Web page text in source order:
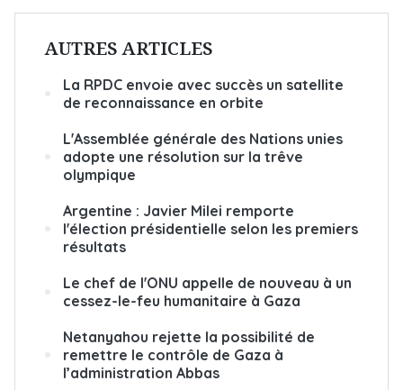
AUTRES ARTICLES
La RPDC envoie avec succès un satellite
de reconnaissance en orbite
L'Assemblée générale des Nations unies
adopte une résolution sur la trêve
olympique
Argentine : Javier Milei remporte
l'élection présidentielle selon les premiers
résultats
Le chef de l'ONU appelle de nouveau à un
cessez-le-feu humanitaire à Gaza
Netanyahou rejette la possibilité de
remettre le contrôle de Gaza à
l’administration Abbas